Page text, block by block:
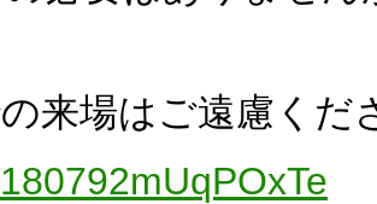
来場はご遠慮くだ